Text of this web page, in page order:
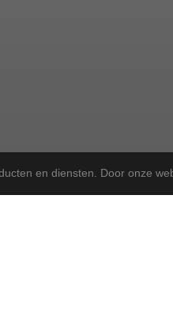
en diensten. Door onze